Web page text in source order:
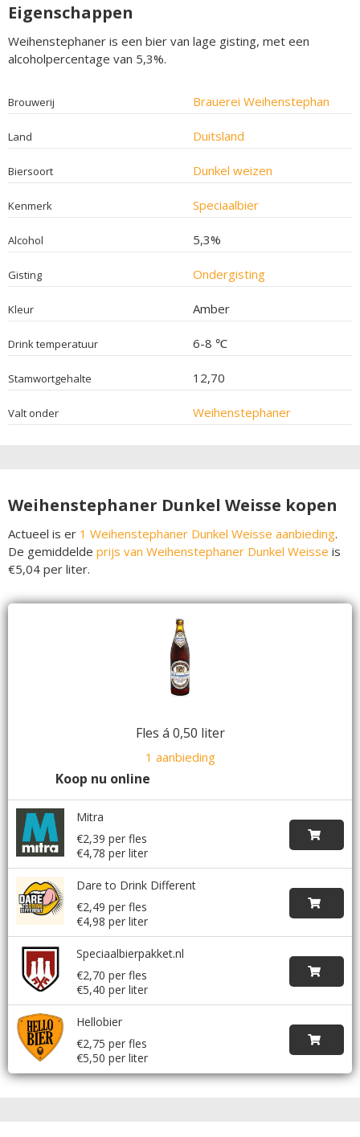
Eigenschappen
Weihenstephaner is een bier van lage gisting, met een
alcoholpercentage van 5,3%.
Brouwerij Brauerei Weihenstephan
Land Duitsland
Biersoort Dunkel weizen
Kenmerk Speciaalbier
Alcohol 5,3%
Gisting Ondergisting
Kleur Amber
Drink temperatuur 6-8 ℃
Stamwortgehalte 12,70
Valt onder Weihenstephaner
Weihenstephaner Dunkel Weisse kopen
Actueel is er 1 Weihenstephaner Dunkel Weisse aanbieding.
De gemiddelde prijs van Weihenstephaner Dunkel Weisse is
€5,04 per liter.
Fles á 0,50 liter
1 aanbieding
Koop nu online
Mitra
€2,39 per fles
€4,78 per liter
Dare to Drink Different
€2,49 per fles
€4,98 per liter
Speciaalbierpakket.nl
€2,70 per fles
€5,40 per liter
Hellobier
€2,75 per fles
€5,50 per liter